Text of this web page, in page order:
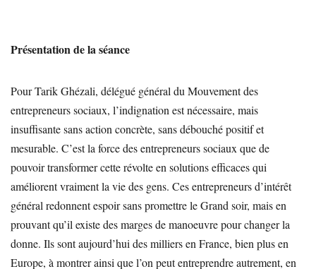
Présentation de la séance
Pour Tarik Ghézali, délégué général du Mouvement des
entrepreneurs sociaux, l’indignation est nécessaire, mais
insuffisante sans action concrète, sans débouché positif et
mesurable. C’est la force des entrepreneurs sociaux que de
pouvoir transformer cette révolte en solutions efficaces qui
améliorent vraiment la vie des gens. Ces entrepreneurs d’intérêt
général redonnent espoir sans promettre le Grand soir, mais en
prouvant qu’il existe des marges de manoeuvre pour changer la
donne. Ils sont aujourd’hui des milliers en France, bien plus en
Europe, à montrer ainsi que l’on peut entreprendre autrement, en